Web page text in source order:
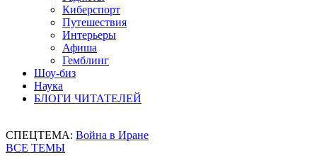
Киберспорт
Путешествия
Интерьеры
Афиша
Гемблинг
Шоу-биз
Наука
БЛОГИ ЧИТАТЕЛЕЙ
СПЕЦТЕМА: Война в Иране
ВСЕ ТЕМЫ